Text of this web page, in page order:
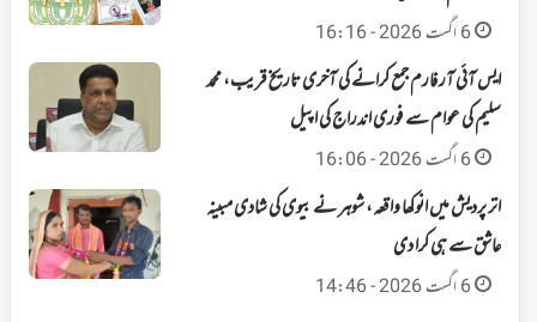
6 اگست 2026 - 16:16
ایس آئی آر فارم جمع کرانے کی آخری تاریخ قریب، محمد
سلیم کی عوام سے فوری اندراج کی اپیل
6 اگست 2026 - 16:06
اتر پردیش میں انوکھا واقعہ، شوہر نے بیوی کی شادی مبینہ
عاشق سے ہی کرا دی
6 اگست 2026 - 14:46